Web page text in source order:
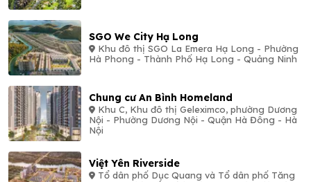
SGO We City Hạ Long
Khu đô thị SGO La Emera Hạ Long - Phường
Hà Phong - Thành Phố Hạ Long - Quảng Ninh
Chung cư An Bình Homeland
Khu C, Khu đô thị Geleximco, phường Dương
Nội - Phường Dương Nội - Quận Hà Đông - Hà
Nội
Việt Yên Riverside
Tổ dân phố Dục Quang và Tổ dân phố Tăng